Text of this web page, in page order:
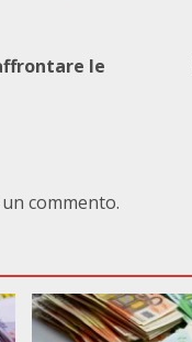
le
commento.